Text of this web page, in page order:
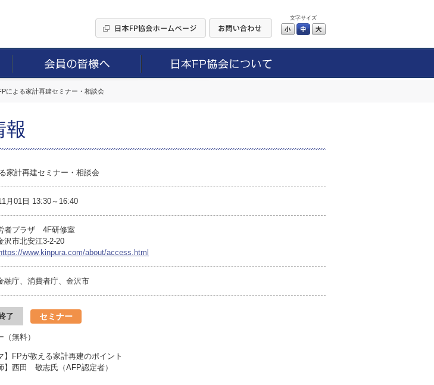
文字サイズ
小 中
による家計再建セミナー・相談会
報
家計再建セミナー・相談会
月01日 13:30～16:40
者プラザ 4F研修室
沢市北安江3-2-20
https://www.kinpura.com/about/access.html
融庁、消費者庁、金沢市
了 セミナー
（無料）
】FPが教える家計再建のポイント
】西田 敬志氏（AFP認定者）